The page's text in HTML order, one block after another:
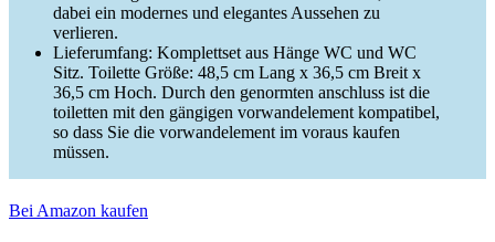
dabei ein modernes und elegantes Aussehen zu
verlieren.
Lieferumfang: Komplettset aus Hänge WC und WC
Sitz. Toilette Größe: 48,5 cm Lang x 36,5 cm Breit x
36,5 cm Hoch. Durch den genormten anschluss ist die
toiletten mit den gängigen vorwandelement kompatibel,
so dass Sie die vorwandelement im voraus kaufen
müssen.
Bei Amazon kaufen